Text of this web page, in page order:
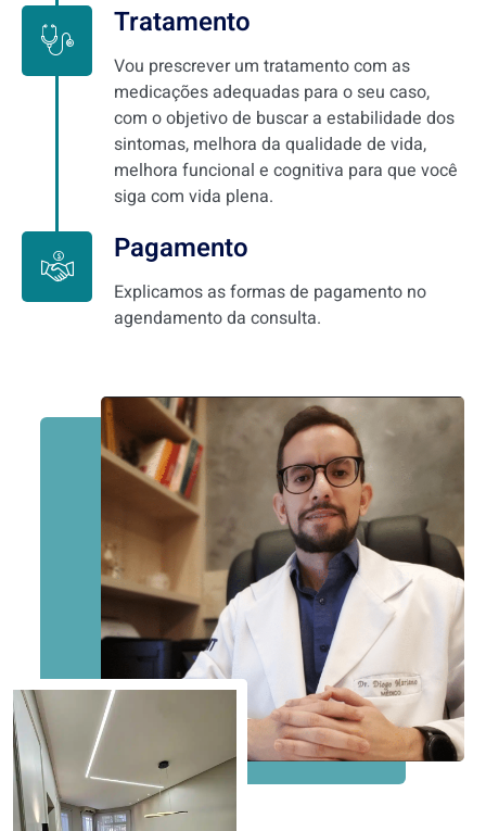
Tratamento
Vou prescrever um tratamento com as
medicações adequadas para o seu caso,
com o objetivo de buscar a estabilidade dos
sintomas, melhora da qualidade de vida,
melhora funcional e cognitiva para que você
siga com vida plena.
Pagamento
Explicamos as formas de pagamento no
agendamento da consulta.